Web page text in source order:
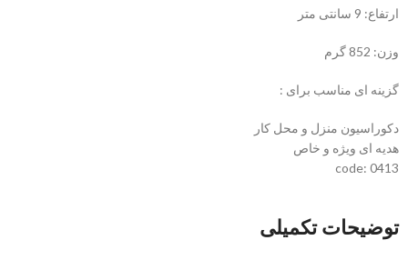
ارتفاع: 9 سانتی متر
وزن: 852 گرم
گزینه ای مناسب برای :
دکوراسیون منزل و محل کار
هدیه ای ویژه و خاص
code: 0413
توضیحات تکمیلی